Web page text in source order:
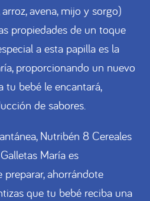
avena, mijo y sorgo)
propiedades de un toque
a esta papilla es la
proporcionando un nuevo
tu bebé le encantará,
de sabores.
Nutribén 8 Cereales
María es
ahorrándote
que tu bebé reciba una